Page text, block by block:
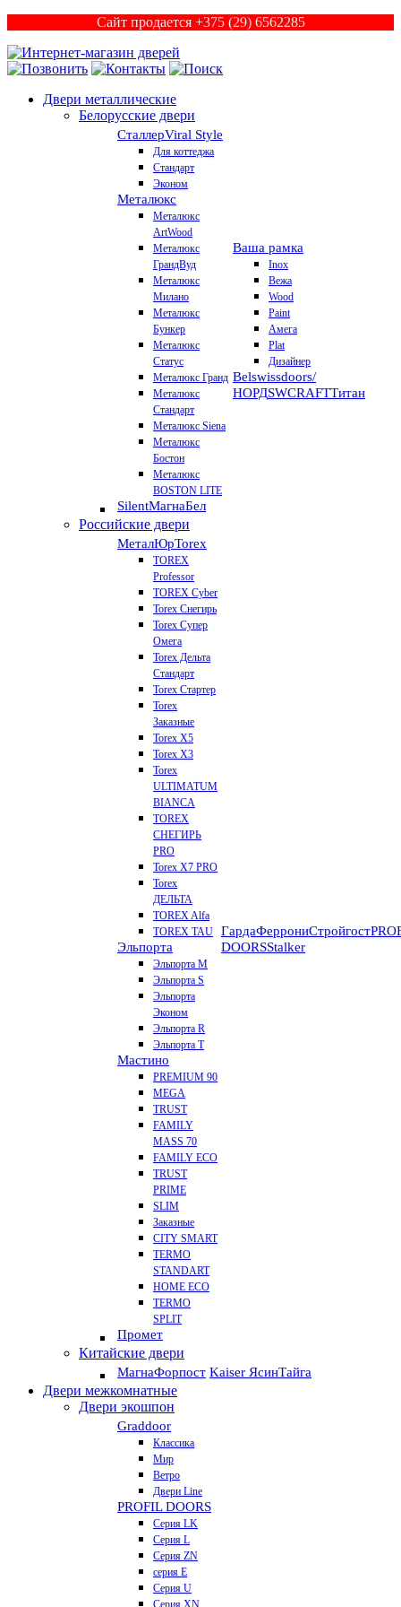
Сайт продается +375 (29) 6562285
Двери металлические
Белорусские двери
СталлерViral Style
Для коттеджа
Стандарт
Эконом
Металюкс
Металюкс
ArtWood
Металюкс
ГрандВуд
Металюкс
Милано
Металюкс
Бункер
Металюкс
Статус
Металюкс Гранд
Металюкс
Стандарт
Металюкс Siena
Металюкс
Бостон
Металюкс
BOSTON LITE
SilentМагнаБел
Ваша рамка
Inox
Вежа
Wood
Paint
Амега
Plat
Дизайнер
Belswissdoors/
НОРДSWCRAFTТитан
Российские двери
МеталЮрTorex
TOREX
Professor
TOREX Cyber
Torex Снегирь
Torex Супер
Омега
Torex Дельта
Стандарт
Torex Стартер
Torex
Заказные
Torex Х5
Torex Х3
Torex
ULTIMATUM
BIANCA
TOREX
СНЕГИРЬ
PRO
Torex X7 PRO
Torex
ДЕЛЬТА
TOREX Alfa
TOREX TAU
Эльпорта
Эльпорта M
Эльпорта S
Эльпорта
Эконом
Эльпорта R
Эльпорта Т
Мастино
PREMIUM 90
MEGA
TRUST
FAMILY
MASS 70
FAMILY ECO
TRUST
PRIME
SLIM
Заказные
CITY SMART
TERMO
STANDART
HOME ECO
ТЕRМО
SPLIT
Промет
ГардаФеррониСтройгост
DOORSStalker
Китайские двери
МагнаФорпост Kaiser ЯсинТайга
Двери межкомнатные
Двери экошпон
Graddoor
Классика
Мир
Ветро
Двери Line
PROFIL DOORS
Серия LK
Серия L
Серия ZN
серия E
Серия U
Серия XN